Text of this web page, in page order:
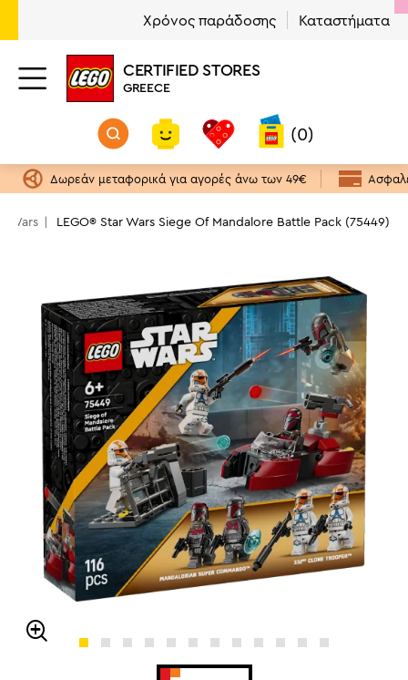
Χρόνος παράδοσης Καταστήματα
CERTIFIED STORES
GREECE
(0)
Δωρεάν μεταφορικά για αγορές άνω των 49€
Wars LEGO® Star Wars Siege Of Mandalore Battle Pack (75449)